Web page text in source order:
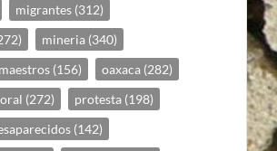
migrantes (312)
mineria (340)
(156) oaxaca (282)
(272) protesta (198)
(142)